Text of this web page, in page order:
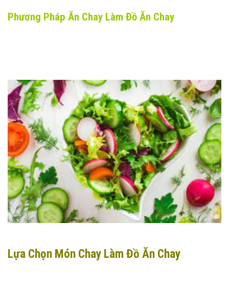
Phương Pháp Ăn Chay Làm Đồ Ăn Chay
Lựa Chọn Món Chay Làm Đồ Ăn Chay